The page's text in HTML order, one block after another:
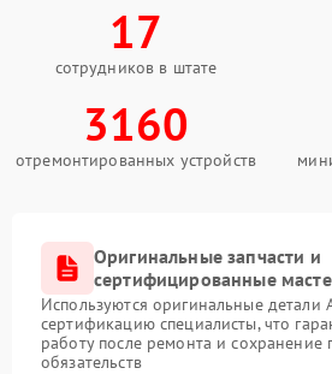
17
сотрудников в штате
3160
отремонтированных устройств
Оригинальные запчасти и
сертифицированные
Используются оригинальные детали
сертификацию специалисты, что
работу после ремонта и сохранение
обязательств